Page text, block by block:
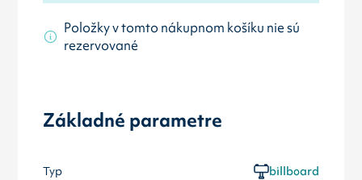
Položky v tomto nákupnom košíku nie sú
rezervované
Základné parametre
Typ
billboard